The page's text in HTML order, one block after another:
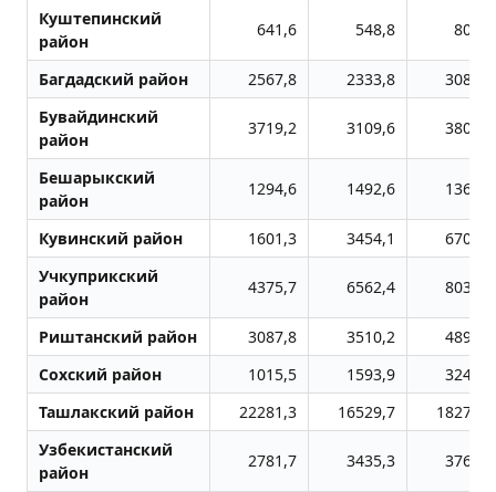
Куштепинский
район
641,6 548,8 803,8
Багдадский район 2567,8 2333,8
3080,7
Бувайдинский
район
3719,2 3109,6 3809,4
Бешарыкский
район
1294,6 1492,6 1369,7
Кувинский район 1601,3 3454,1
6708,1
Учкуприкский
район
4375,7 6562,4 8033,6
Риштанский район 3087,8 3510,2
4890,7
Сохский район
1015,5 1593,9
3242,5
Ташлакский район
22281,3 16529,7
18278,6
Узбекистанский
район
2781,7 3435,3 3768,9